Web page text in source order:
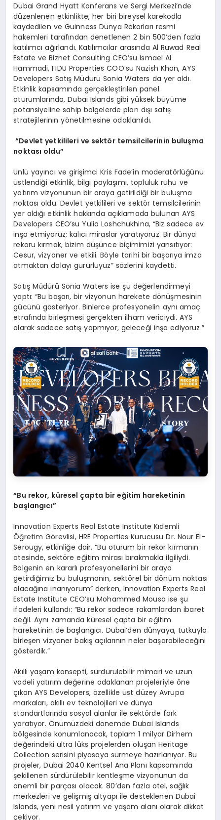
Dubai Grand Hyatt Konferans ve Sergi Merkezi’nde
düzenlenen etkinlikte, her biri bireysel karekodla
kaydedilen ve Guinness Dünya Rekorları resmi
hakemleri tarafından denetlenen 2 bin 500’den fazla
katılımcı ağırlandı. Katılımcılar arasında Al Ruwad Real
Estate ve Biznet Consulting CEO’su Ismael Al
Hammadi, FIDU Properties COO’su Nazish Khan, AYS
Developers Satış Müdürü Sonia Waters da yer aldı.
Etkinlik kapsamında gerçekleştirilen panel
oturumlarında, Dubai Islands gibi yüksek büyüme
potansiyeline sahip bölgelerde plan dışı satış
stratejilerinin yönetilmesine odaklanıldı.
“Devlet yetkilileri ve sektör temsilcilerinin buluşma
noktası oldu”
Ünlü yayıncı ve girişimci Kris Fade’in moderatörlüğünü
üstlendiği etkinlik, bilgi paylaşımı, topluluk ruhu ve
yatırım vizyonunun bir araya getirildiği bir buluşma
noktası oldu. Devlet yetkilileri ve sektör temsilcilerinin
yer aldığı etkinlik hakkında açıklamada bulunan AYS
Developers CEO’su Yulia Loshchukhina, “Biz sadece ev
inşa etmiyoruz; kalıcı miraslar yaratıyoruz. Bir dünya
rekoru kırmak, bizim düşünce biçimimizi yansıtıyor:
Cesur, vizyoner ve etkili. Böyle tarihi bir başarıya imza
atmaktan dolayı gururluyuz” sözlerini kaydetti.
Satış Müdürü Sonia Waters ise şu değerlendirmeyi
yaptı: “Bu başarı, bir vizyonun harekete dönüşmesinin
gücünü gösteriyor. Binlerce profesyonelin aynı amaç
etrafında birleşmesi gerçekten ilham vericiydi. AYS
olarak sadece satış yapmıyor, geleceği inşa ediyoruz.”
“Bu rekor, küresel çapta bir eğitim hareketinin
başlangıcı”
Innovation Experts Real Estate Institute Kıdemli
Öğretim Görevlisi, HRE Properties Kurucusu Dr. Nour El-
Serougy, etkinliğe dair, “Bu oturum bir rekor kırmanın
ötesinde, sektöre eğitim mirası bırakmakla ilgiliydi.
Bölgenin en kararlı profesyonellerini bir araya
getirdiğimiz bu buluşmanın, sektörel bir dönüm noktası
olacağına inanıyorum” derken, Innovation Experts Real
Estate Institute CEO’su Mohammed Mousa ise şu
ifadeleri kullandı: “Bu rekor sadece rakamlardan ibaret
değil. Aynı zamanda küresel çapta bir eğitim
hareketinin de başlangıcı. Dubai’den dünyaya, tutkuyla
birleşen vizyoner bakış açılarının neler başarabileceğini
gösterdik.”
Akıllı yaşam konsepti, sürdürülebilir mimari ve uzun
vadeli yatırım değerine odaklanan projeleriyle öne
çıkan AYS Developers, özellikle üst düzey Avrupa
markaları, akıllı ev teknolojileri ve dünya
standartlarında sosyal alanlar ile sektörde fark
yaratıyor. Önümüzdeki dönemde Dubai Islands
bölgesinde konumlanacak, toplam 1 milyar Dirhem
değerindeki ultra lüks projelerden oluşan Heritage
Collection serisini piyasaya sürmeye hazırlanıyor. Bu
projeler, Dubai 2040 Kentsel Ana Planı kapsamında
şekillenen sürdürülebilir kentleşme vizyonunun da
önemli bir parçası olacak. 80’den fazla otel, sağlık
merkezleri ve gelişmiş altyapı ile desteklenen Dubai
Islands, yeni nesil yatırım ve yaşam alanı olarak dikkat
çekiyor.